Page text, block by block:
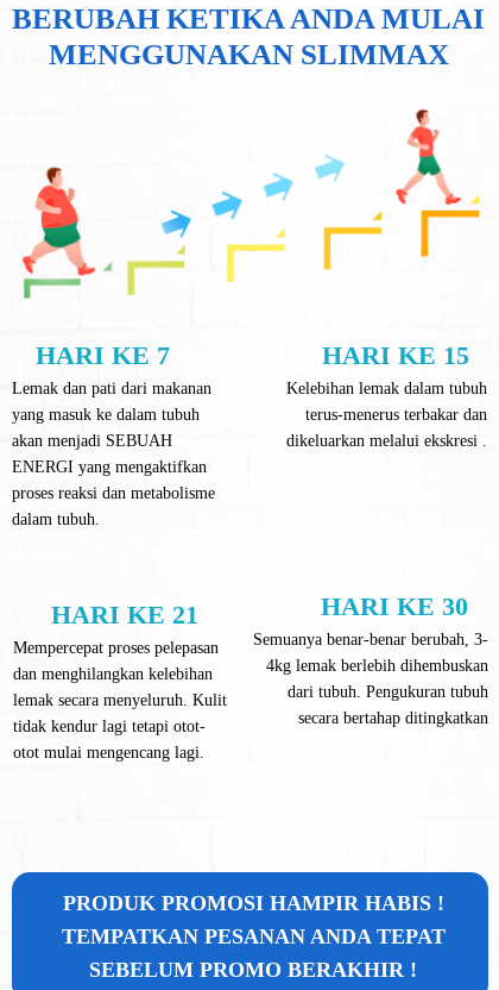
BERUBAH KETIKA ANDA MULAI
MENGGUNAKAN SLIMMAX
HARI KE 7
Lemak dan pati dari makanan
yang masuk ke dalam tubuh
akan menjadi SEBUAH
ENERGI yang mengaktifkan
proses reaksi dan metabolisme
dalam tubuh.
HARI KE 15
Kelebihan lemak dalam tubuh
terus-menerus terbakar dan
dikeluarkan melalui ekskresi .
HARI KE 21
Mempercepat proses pelepasan
dan menghilangkan kelebihan
lemak secara menyeluruh. Kulit
tidak kendur lagi tetapi otot-
otot mulai mengencang lagi.
HARI KE 30
Semuanya benar-benar berubah, 3-
4kg lemak berlebih dihembuskan
dari tubuh. Pengukuran tubuh
secara bertahap ditingkatkan
PRODUK PROMOSI HAMPIR HABIS !
TEMPATKAN PESANAN ANDA TEPAT
SEBELUM PROMO BERAKHIR !